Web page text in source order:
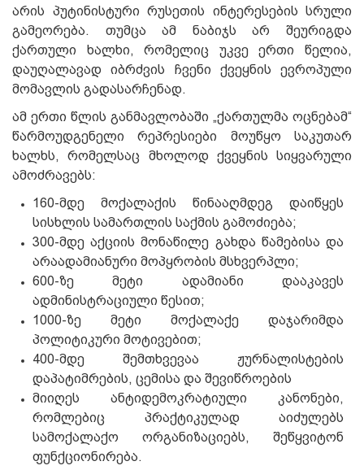
არის პუტინისტური რუსეთის ინტერესების სრული
გამეორება. თუმცა ამ ნაბიჯს არ შეურიგდა
ქართული ხალხი, რომელიც უკვე ერთი წელია,
დაუღალავად იბრძვის ჩვენი ქვეყნის ევროპული
მომავლის გადასარჩენად.
ამ ერთი წლის განმავლობაში „ქართულმა ოცნებამ“
წარმოუდგენელი რეპრესიები მოუწყო საკუთარ
ხალხს, რომელსაც მხოლოდ ქვეყნის სიყვარული
ამოძრავებს:
160-მდე მოქალაქის წინააღმდეგ დაიწყეს
სისხლის სამართლის საქმის გამოძიება;
300-მდე აქციის მონაწილე გახდა წამებისა და
არაადამიანური მოპყრობის მსხვერპლი;
600-ზე მეტი ადამიანი დააკავეს
ადმინისტრაციული წესით;
1000-ზე მეტი მოქალაქე დაჯარიმდა
პოლიტიკური მოტივებით;
400-მდე შემთხვევაა ჟურნალისტების
დაპატიმრების, ცემისა და შევიწროების
მიიღეს ანტიდემოკრატიული კანონები,
რომლებიც პრაქტიკულად აიძულებს
სამოქალაქო ორგანიზაციებს, შეწყვიტონ
ფუნქციონირება.